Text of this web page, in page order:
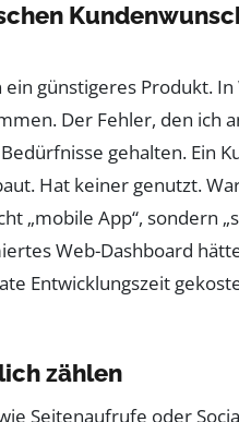
ein günstigeres Produkt.
Der Fehler, den ich
gehalten. Ein
Hat keiner genutzt.
„mobile App“, sondern
Web-Dashboard
Entwicklungszeit
zählen
Seitenaufrufe oder